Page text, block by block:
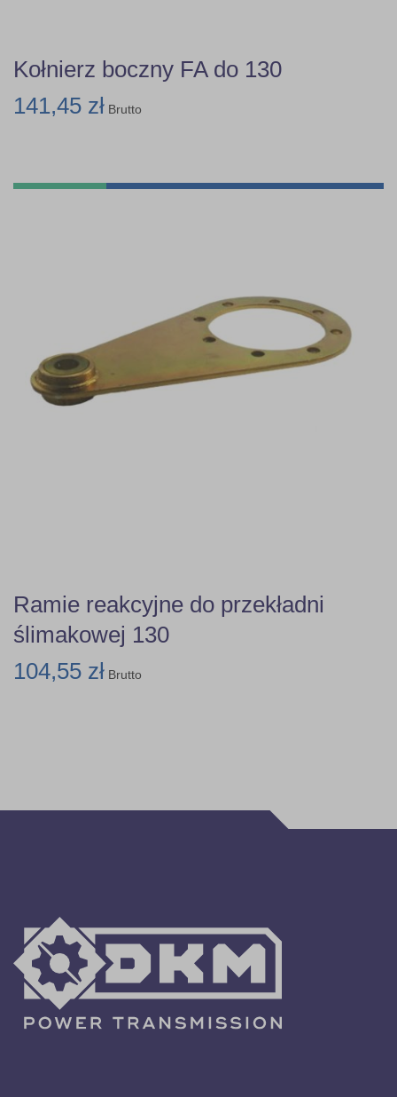
Kołnierz boczny FA do 130
141,45 zł Brutto
Ramie reakcyjne do przekładni
ślimakowej 130
104,55 zł Brutto